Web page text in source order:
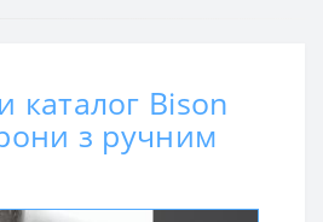
каталог Bison
з ручним